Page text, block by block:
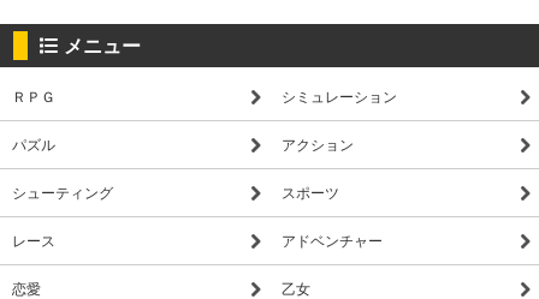
メニュー
ＲＰＧ シミュレーション
パズル アクション
シューティング スポーツ
レース アドベンチャー
恋愛 乙女